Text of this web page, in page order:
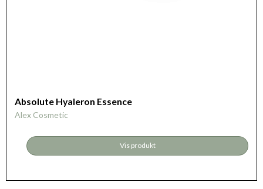
Absolute Hyaleron Essence
Alex Cosmetic
Vis produkt